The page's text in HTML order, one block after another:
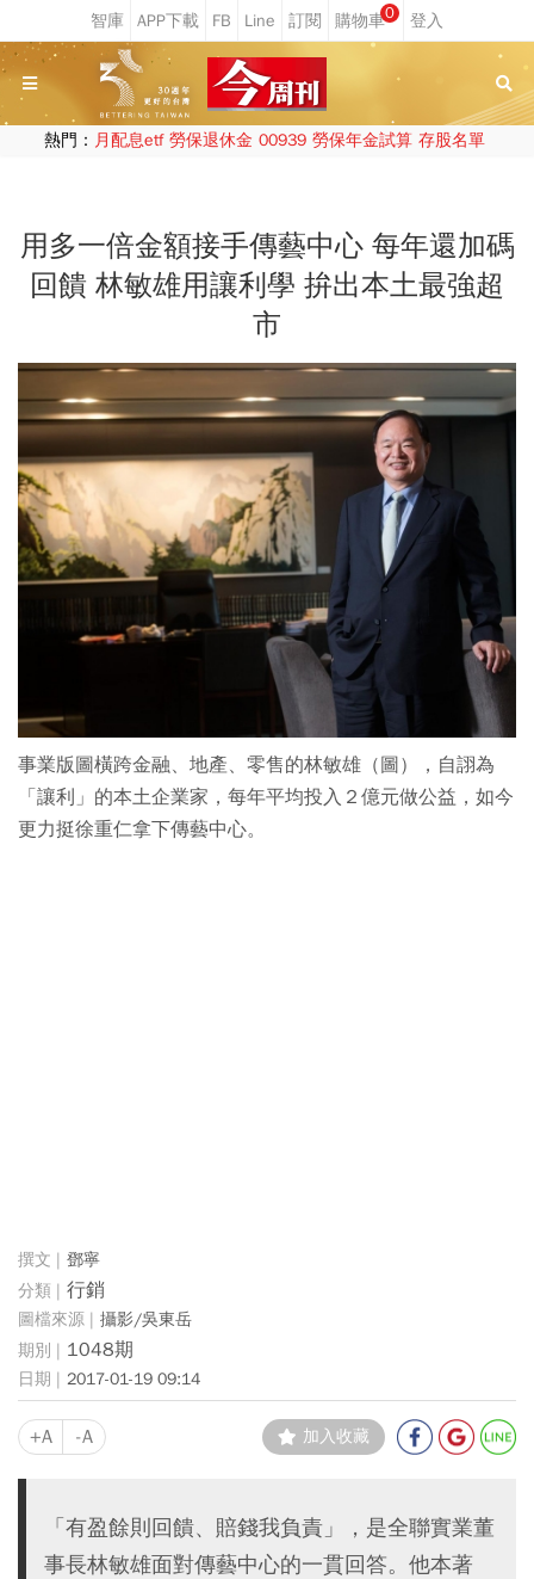
0
熱門： 月配息etf 勞保退休金 00939 勞保年金試算 存股名單
用多一倍金額接手傳藝中心 每年還加碼
回饋 林敏雄用讓利學 拚出本土最強超
市
事業版圖橫跨金融、地產、零售的林敏雄（圖），自詡為
「讓利」的本土企業家，每年平均投入２億元做公益，如今
更力挺徐重仁拿下傳藝中心。
鄧寧
行銷
攝影/吳東岳
1048期
2017-01-19 09:14
+A -A 加入收藏
「有盈餘則回饋、賠錢我負責」，是全聯實業董
事長林敏雄面對傳藝中心的一貫回答。他本著